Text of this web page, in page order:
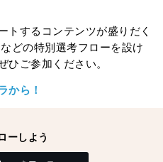
トするコンテンツが盛りだく
どの特別選考フローを設け
ひご参加ください。
から！
ーしよう